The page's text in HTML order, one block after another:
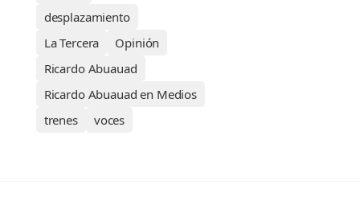
desplazamiento
La Tercera
Opinión
Ricardo Abuauad
Ricardo Abuauad en Medios
trenes
voces